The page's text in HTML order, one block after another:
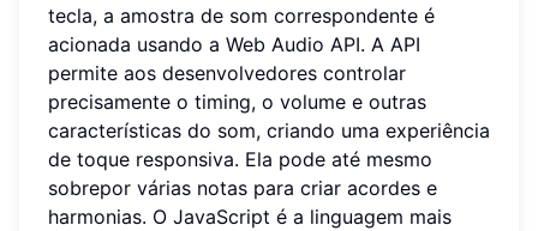
tecla, a amostra de som correspondente é
acionada usando a Web Audio API. A API
permite aos desenvolvedores controlar
precisamente o timing, o volume e outras
características do som, criando uma experiência
de toque responsiva. Ela pode até mesmo
sobrepor várias notas para criar acordes e
harmonias. O JavaScript é a linguagem mais